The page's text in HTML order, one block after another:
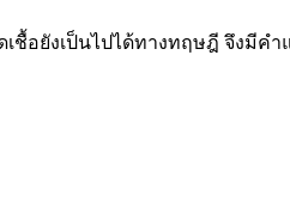
ชื้อยังเป็นไปได้ทางทฤษฎี จึงมี